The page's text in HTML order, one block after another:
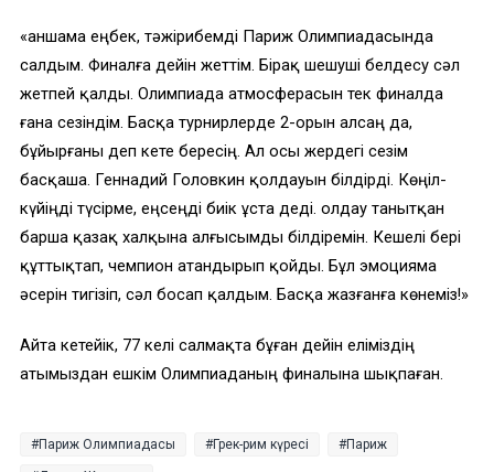
«Қаншама еңбек, тәжірибемді Париж Олимпиадасында
салдым. Финалға дейін жеттім. Бірақ шешуші белдесу сәл
жетпей қалды. Олимпиада атмосферасын тек финалда
ғана сезіндім. Басқа турнирлерде 2-орын алсаң да,
бұйырғаны деп кете бересің. Ал осы жердегі сезім
басқаша. Геннадий Головкин қолдауын білдірді. Көңіл-
күйіңді түсірме, еңсеңді биік ұста деді. Қолдау танытқан
барша қазақ халқына алғысымды білдіремін. Кешелі бері
құттықтап, чемпион атандырып қойды. Бұл эмоцияма
әсерін тигізіп, сәл босап қалдым. Басқа жазғанға көнеміз!»
Айта кетейік, 77 келі салмақта бұған дейін еліміздің
атымыздан ешкім Олимпиаданың финалына шықпаған.
Париж Олимпиадасы Грек-рим күресі Париж